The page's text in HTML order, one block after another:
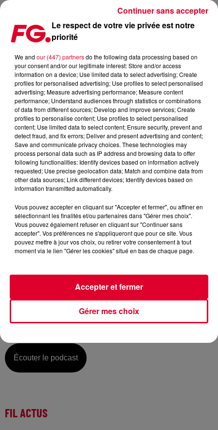
LA MUSIC STORY DU JOUR : CECILIA KRULL
Publié : 11 septembre 2020 à 6h00 par Christophe HUBERT
Vendredi 11 septembre :
Avec la chanteuse espagnole, la musique se regarde, autant
qu’elle s’écoute ! L’artiste est en effet une habituée de
génériques de séries, non pas comme actrice mais en
signant la bande originale. Cecilia Krull c’était déjà l’énorme
succès de « My Life Is Going On » - chanson thème de la
Écouter le podcast
FIL ACTUS
Le respect de votre vie privée est notre
priorité
We and our (447) partnersdo the following data processing based on
your consent and/or our legitimate interest: Store and/or access
information on a device; Use limited data to select advertising; Create
profiles for personalised advertising; Use profiles to select personalised
advertising; Measure advertising performance; Measure content
performance; Understand audiences through statistics or combinations
of data from different sources; Develop and improve services; Create
profiles to personalise content; Use profiles to select personalised
content; Use limited data to select content; Ensure security, prevent and
detect fraud, and fix errors; Deliver and present advertising and content;
Save and communicate privacy choices. These technologies may
process personal data such as IP address and browsing data to offer
following functionalities: Identify devices based on information actively
requested; Use precise geolocation data; Match and combine data from
other data sources; Link different devices; Identify devices based on
information transmitted automatically.
Vous pouvez accepter en cliquant sur "Accepter et fermer", ou affiner en
sélectionnant les finalités et/ou partenaires dans "Gérer mes choix".
Vous pouvez également refuser en cliquant sur "Continuer sans
accepter". Vos préférences ne s'appliqueront que pour ce site. Vous
pouvez mettre à jour vos choix, ou retirer votre consentement à tout
moment via le lien "Gérer les cookies" situé en bas de chaque page.
Gérer mes choix
Accepter et fermer
Continuer sans accepter